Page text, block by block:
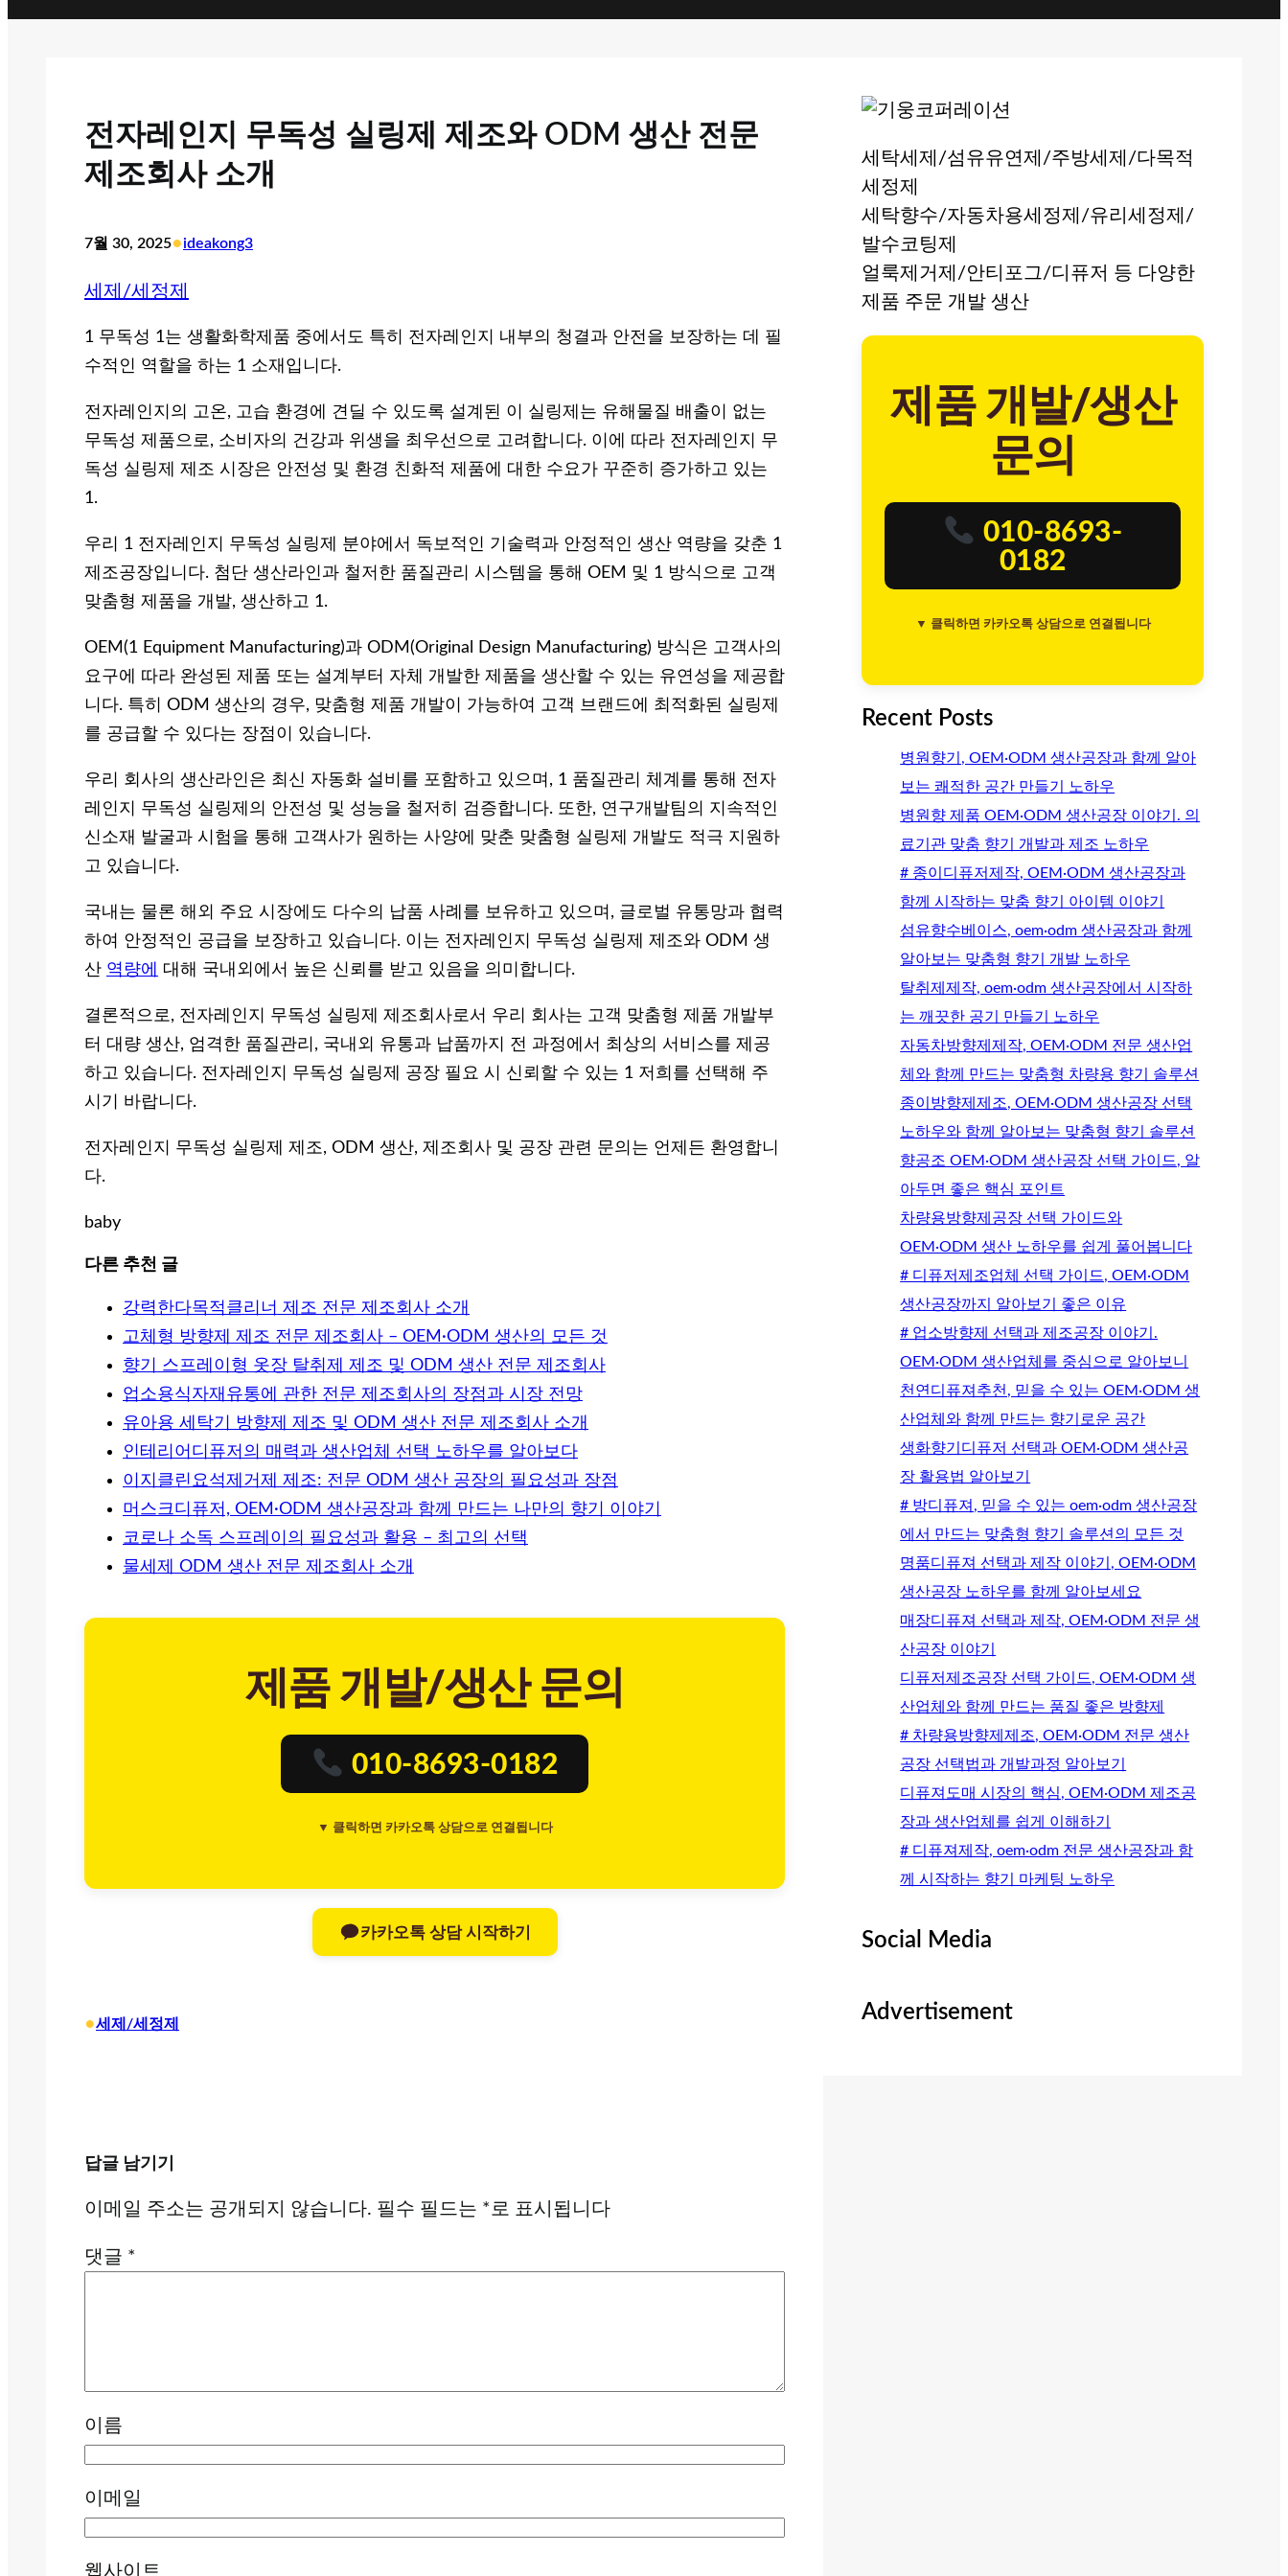
전자레인지 무독성 실링제 제조와 ODM 생산 전문
제조회사 소개
7월 30, 2025•ideakong3
세제/세정제
1 무독성 1는 생활화학제품 중에서도 특히 전자레인지 내부의 청결과 안전을 보장하는 데 필
수적인 역할을 하는 1 소재입니다.
전자레인지의 고온, 고습 환경에 견딜 수 있도록 설계된 이 실링제는 유해물질 배출이 없는
무독성 제품으로, 소비자의 건강과 위생을 최우선으로 고려합니다. 이에 따라 전자레인지 무
독성 실링제 제조 시장은 안전성 및 환경 친화적 제품에 대한 수요가 꾸준히 증가하고 있는
1.
우리 1 전자레인지 무독성 실링제 분야에서 독보적인 기술력과 안정적인 생산 역량을 갖춘 1
제조공장입니다. 첨단 생산라인과 철저한 품질관리 시스템을 통해 OEM 및 1 방식으로 고객
맞춤형 제품을 개발, 생산하고 1.
OEM(1 Equipment Manufacturing)과 ODM(Original Design Manufacturing) 방식은 고객사의
요구에 따라 완성된 제품 또는 설계부터 자체 개발한 제품을 생산할 수 있는 유연성을 제공합
니다. 특히 ODM 생산의 경우, 맞춤형 제품 개발이 가능하여 고객 브랜드에 최적화된 실링제
를 공급할 수 있다는 장점이 있습니다.
우리 회사의 생산라인은 최신 자동화 설비를 포함하고 있으며, 1 품질관리 체계를 통해 전자
레인지 무독성 실링제의 안전성 및 성능을 철저히 검증합니다. 또한, 연구개발팀의 지속적인
신소재 발굴과 시험을 통해 고객사가 원하는 사양에 맞춘 맞춤형 실링제 개발도 적극 지원하
고 있습니다.
국내는 물론 해외 주요 시장에도 다수의 납품 사례를 보유하고 있으며, 글로벌 유통망과 협력
하여 안정적인 공급을 보장하고 있습니다. 이는 전자레인지 무독성 실링제 제조와 ODM 생
산 역량에 대해 국내외에서 높은 신뢰를 받고 있음을 의미합니다.
결론적으로, 전자레인지 무독성 실링제 제조회사로서 우리 회사는 고객 맞춤형 제품 개발부
터 대량 생산, 엄격한 품질관리, 국내외 유통과 납품까지 전 과정에서 최상의 서비스를 제공
하고 있습니다. 전자레인지 무독성 실링제 공장 필요 시 신뢰할 수 있는 1 저희를 선택해 주
시기 바랍니다.
전자레인지 무독성 실링제 제조, ODM 생산, 제조회사 및 공장 관련 문의는 언제든 환영합니
다.
baby
다른 추천 글
강력한다목적클리너 제조 전문 제조회사 소개
고체형 방향제 제조 전문 제조회사 – OEM·ODM 생산의 모든 것
향기 스프레이형 옷장 탈취제 제조 및 ODM 생산 전문 제조회사
업소용식자재유통에 관한 전문 제조회사의 장점과 시장 전망
유아용 세탁기 방향제 제조 및 ODM 생산 전문 제조회사 소개
인테리어디퓨저의 매력과 생산업체 선택 노하우를 알아보다
이지클린요석제거제 제조: 전문 ODM 생산 공장의 필요성과 장점
머스크디퓨저, OEM·ODM 생산공장과 함께 만드는 나만의 향기 이야기
코로나 소독 스프레이의 필요성과 활용 – 최고의 선택
물세제 ODM 생산 전문 제조회사 소개
제품 개발/생산 문의
010-8693-0182
▼ 클릭하면 카카오톡 상담으로 연결됩니다
카카오톡 상담 시작하기
•세제/세정제
답글 남기기
이메일 주소는 공개되지 않습니다. 필수 필드는 *로 표시됩니다
댓글 *
이름
이메일
웹사이트
세탁세제/섬유유연제/주방세제/다목적
세정제
세탁향수/자동차용세정제/유리세정제/
발수코팅제
얼룩제거제/안티포그/디퓨저 등 다양한
제품 주문 개발 생산
제품 개발/생산
문의
010-8693-
0182
▼ 클릭하면 카카오톡 상담으로 연결됩니다
Recent Posts
병원향기, OEM·ODM 생산공장과 함께 알아
보는 쾌적한 공간 만들기 노하우
병원향 제품 OEM·ODM 생산공장 이야기. 의
료기관 맞춤 향기 개발과 제조 노하우
# 종이디퓨저제작, OEM·ODM 생산공장과
함께 시작하는 맞춤 향기 아이템 이야기
섬유향수베이스, oem·odm 생산공장과 함께
알아보는 맞춤형 향기 개발 노하우
탈취제제작, oem·odm 생산공장에서 시작하
는 깨끗한 공기 만들기 노하우
자동차방향제제작, OEM·ODM 전문 생산업
체와 함께 만드는 맞춤형 차량용 향기 솔루션
종이방향제제조, OEM·ODM 생산공장 선택
노하우와 함께 알아보는 맞춤형 향기 솔루션
향공조 OEM·ODM 생산공장 선택 가이드, 알
아두면 좋은 핵심 포인트
차량용방향제공장 선택 가이드와
OEM·ODM 생산 노하우를 쉽게 풀어봅니다
# 디퓨저제조업체 선택 가이드, OEM·ODM
생산공장까지 알아보기 좋은 이유
# 업소방향제 선택과 제조공장 이야기.
OEM·ODM 생산업체를 중심으로 알아보니
천연디퓨져추천, 믿을 수 있는 OEM·ODM 생
산업체와 함께 만드는 향기로운 공간
생화향기디퓨저 선택과 OEM·ODM 생산공
장 활용법 알아보기
# 방디퓨져, 믿을 수 있는 oem·odm 생산공장
에서 만드는 맞춤형 향기 솔루션의 모든 것
명품디퓨져 선택과 제작 이야기, OEM·ODM
생산공장 노하우를 함께 알아보세요
매장디퓨져 선택과 제작, OEM·ODM 전문 생
산공장 이야기
디퓨저제조공장 선택 가이드, OEM·ODM 생
산업체와 함께 만드는 품질 좋은 방향제
# 차량용방향제제조, OEM·ODM 전문 생산
공장 선택법과 개발과정 알아보기
디퓨져도매 시장의 핵심, OEM·ODM 제조공
장과 생산업체를 쉽게 이해하기
# 디퓨져제작, oem·odm 전문 생산공장과 함
께 시작하는 향기 마케팅 노하우
Social Media
Advertisement